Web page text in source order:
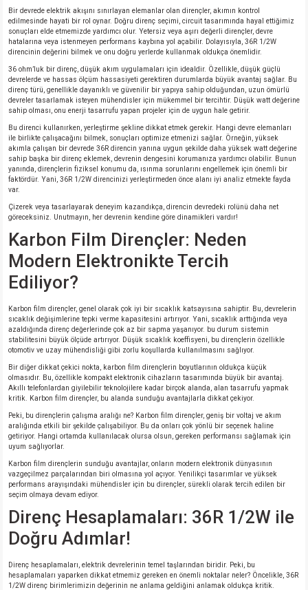
MARKA)
Bir devrede elektrik akışını sınırlayan elemanlar olan dirençler, akımın kontrol
edilmesinde hayati bir rol oynar. Doğru direnç seçimi, circuit tasarımında hayal ettiğimiz
sonuçları elde etmemizde yardımcı olur. Yetersiz veya aşırı değerli dirençler, devre
hatalarına veya istenmeyen performans kaybına yol açabilir. Dolayısıyla, 36R 1/2W
direncinin değerini bilmek ve onu doğru yerlerde kullanmak oldukça önemlidir.
36 ohm’luk bir direnç, düşük akım uygulamaları için idealdir. Özellikle, düşük güçlü
devrelerde ve hassas ölçüm hassasiyeti gerektiren durumlarda büyük avantaj sağlar. Bu
direnç türü, genellikle dayanıklı ve güvenilir bir yapıya sahip olduğundan, uzun ömürlü
devreler tasarlamak isteyen mühendisler için mükemmel bir tercihtir. Düşük watt değerine
sahip olması, onu enerji tasarrufu yapan projeler için de uygun hale getirir.
Bu direnci kullanırken, yerleştirme şekline dikkat etmek gerekir. Hangi devre elemanları
ile birlikte çalışacağını bilmek, sonuçları optimize etmenizi sağlar. Örneğin, yüksek
akımla çalışan bir devrede 36R direncin yanına uygun şekilde daha yüksek watt değerine
sahip başka bir direnç eklemek, devrenin dengesini korumanıza yardımcı olabilir. Bunun
yanında, dirençlerin fiziksel konumu da, ısınma sorunlarını engellemek için önemli bir
faktördür. Yani, 36R 1/2W direncinizi yerleştirmeden önce alanı iyi analiz etmekte fayda
var.
Çizerek veya tasarlayarak deneyim kazandıkça, direncin devredeki rolünü daha net
göreceksiniz. Unutmayın, her devrenin kendine göre dinamikleri vardır!
Karbon Film Dirençler: Neden
Modern Elektronikte Tercih
Ediliyor?
Karbon film dirençler, genel olarak çok iyi bir sıcaklık katsayısına sahiptir. Bu, devrelerin
sıcaklık değişimlerine tepki verme kapasitesini artırıyor. Yani, sıcaklık arttığında veya
azaldığında direnç değerlerinde çok az bir sapma yaşanıyor. bu durum sistemin
stabilitesini büyük ölçüde artırıyor. Düşük sıcaklık koeffisyeni, bu dirençlerin özellikle
otomotiv ve uzay mühendisliği gibi zorlu koşullarda kullanılmasını sağlıyor.
Bir diğer dikkat çekici nokta, karbon film dirençlerin boyutlarının oldukça küçük
olmasıdır. Bu, özellikle kompakt elektronik cihazların tasarımında büyük bir avantaj.
Akıllı telefonlardan giyilebilir teknolojilere kadar birçok alanda, alan tasarrufu yapmak
kritik. Karbon film dirençler, bu alanda sunduğu avantajlarla dikkat çekiyor.
Peki, bu dirençlerin çalışma aralığı ne? Karbon film dirençler, geniş bir voltaj ve akım
aralığında etkili bir şekilde çalışabiliyor. Bu da onları çok yönlü bir seçenek haline
getiriyor. Hangi ortamda kullanılacak olursa olsun, gereken performansı sağlamak için
uyum sağlıyorlar.
Karbon film dirençlerin sunduğu avantajlar, onların modern elektronik dünyasının
vazgeçilmez parçalarından biri olmasına yol açıyor. Yenilikçi tasarımlar ve yüksek
performans arayışındaki mühendisler için bu dirençler, sürekli olarak tercih edilen bir
seçim olmaya devam ediyor.
Direnç Hesaplamaları: 36R 1/2W ile
Doğru Adımlar!
Direnç hesaplamaları, elektrik devrelerinin temel taşlarından biridir. Peki, bu
hesaplamaları yaparken dikkat etmemiz gereken en önemli noktalar neler? Öncelikle, 36R
1/2W direnç birimlerimizin değerinin ne anlama geldiğini anlamak oldukça kritik.